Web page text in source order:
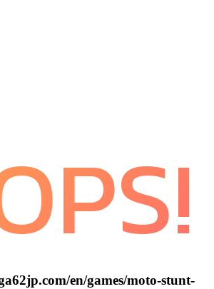
en/games/moto-stunt-